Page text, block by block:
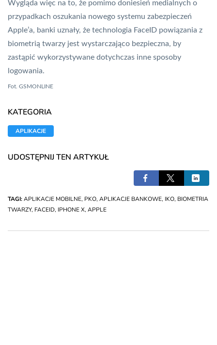
Wygląda więc na to, że pomimo doniesień medialnych o
przypadkach oszukania nowego systemu zabezpieczeń
Apple’a, banki uznały, że technologia FaceID powiązania z
biometrią twarzy jest wystarczająco bezpieczna, by
zastąpić wykorzystywane dotychczas inne sposoby
logowania.
Fot. GSMONLINE
KATEGORIA
APLIKACJE
UDOSTĘPNIJ TEN ARTYKUŁ
TAGI:APLIKACJE MOBILNE, PKO, APLIKACJE BANKOWE, IKO, BIOMETRIA
TWARZY, FACEID, IPHONE X, APPLE